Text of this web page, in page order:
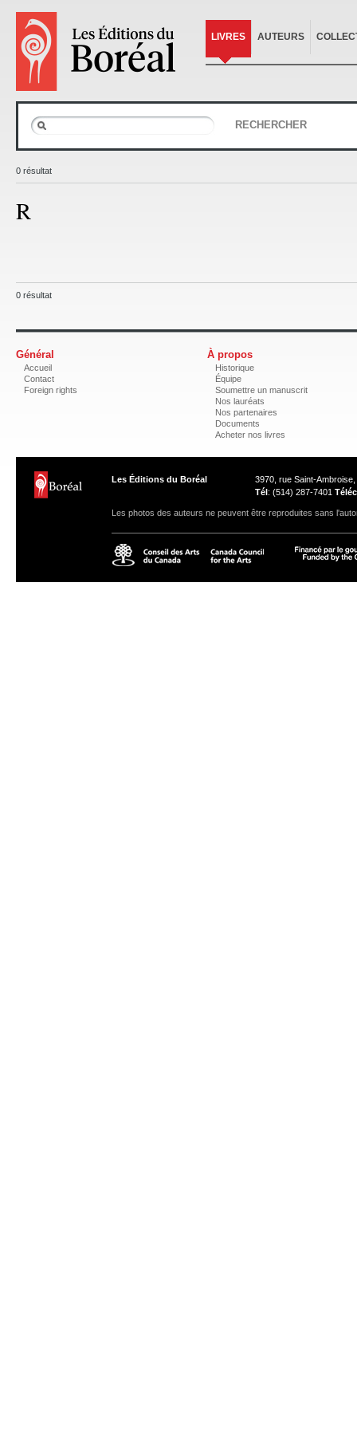
LIVRES AUTEURS
RECHERCHER
0 résultat
R
0 résultat
Général
Accueil
Contact
Foreign rights
À propos
Historique
Équipe
Soumettre un manuscrit
Nos lauréats
Nos partenaires
Documents
Acheter nos livres
Les Éditions du Boréal
3970, rue Saint-
Tél: (514) 287-7401 Téléc
Les photos des auteurs ne peuvent être reproduites sans